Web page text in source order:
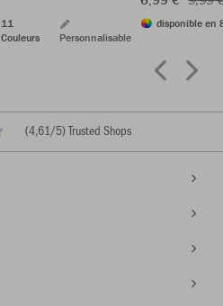
11
Couleurs
Personnalisable
disponible en
(4,61/5) Trusted Shops